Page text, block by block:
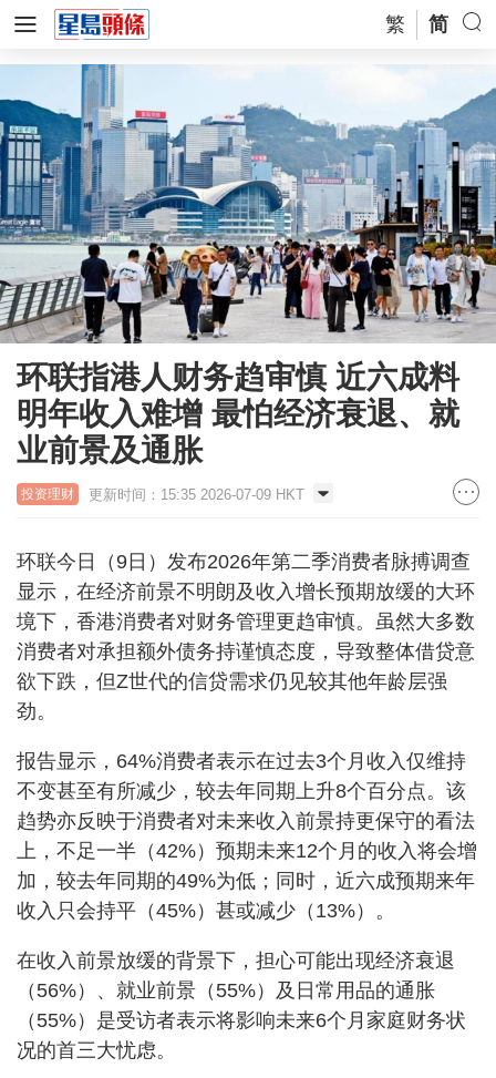
繁 简
环联指港人财务趋审慎 近六成料
明年收入难增 最怕经济衰退、就
业前景及通胀
投资理财 更新时间：15:35 2026-07-09 HKT
环联今日（9日）发布2026年第二季消费者脉搏调查
显示，在经济前景不明朗及收入增长预期放缓的大环
境下，香港消费者对财务管理更趋审慎。虽然大多数
消费者对承担额外债务持谨慎态度，导致整体借贷意
欲下跌，但Z世代的信贷需求仍见较其他年龄层强
劲。
报告显示，64%消费者表示在过去3个月收入仅维持
不变甚至有所减少，较去年同期上升8个百分点。该
趋势亦反映于消费者对未来收入前景持更保守的看法
上，不足一半（42%）预期未来12个月的收入将会增
加，较去年同期的49%为低；同时，近六成预期来年
收入只会持平（45%）甚或减少（13%）。
在收入前景放缓的背景下，担心可能出现经济衰退
（56%）、就业前景（55%）及日常用品的通胀
（55%）是受访者表示将影响未来6个月家庭财务状
况的首三大忧虑。